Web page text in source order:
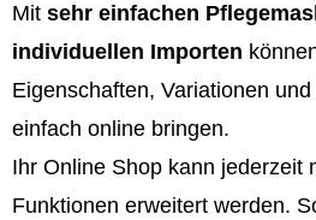
Mit sehr einfachen
individuellen Importen
Eigenschaften, Variationen
einfach online bringen.
Ihr Online Shop kann jederzeit
Funktionen erweitert werden.